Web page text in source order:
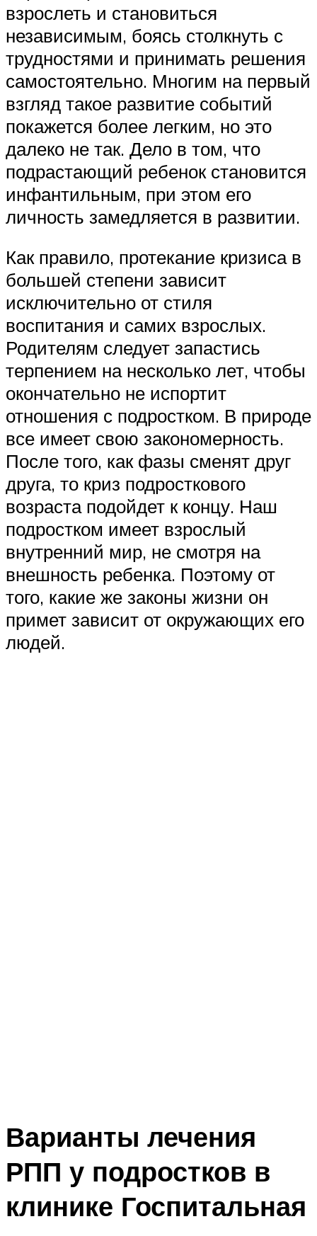
взрослеть и становиться
независимым, боясь столкнуть с
трудностями и принимать решения
самостоятельно. Многим на первый
взгляд такое развитие событий
покажется более легким, но это
далеко не так. Дело в том, что
подрастающий ребенок становится
инфантильным, при этом его
личность замедляется в развитии.
Как правило, протекание кризиса в
большей степени зависит
исключительно от стиля
воспитания и самих взрослых.
Родителям следует запастись
терпением на несколько лет, чтобы
окончательно не испортит
отношения с подростком. В природе
все имеет свою закономерность.
После того, как фазы сменят друг
друга, то криз подросткового
возраста подойдет к концу. Наш
подростком имеет взрослый
внутренний мир, не смотря на
внешность ребенка. Поэтому от
того, какие же законы жизни он
примет зависит от окружающих его
людей.
Варианты лечения
РПП у подростков в
клинике Госпитальная